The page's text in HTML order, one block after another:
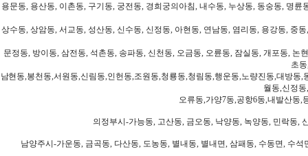
용문동, 용산동, 이촌동, 구기동, 궁전동, 경희궁의아침, 내수동, 누상동, 동숭동, 명
상수동, 상암동, 서교동, 성산동, 신수동, 신정동, 아현동, 연남동, 염리동, 용강동, 중
문정동, 방이동, 삼전동, 석촌동, 송파동, 신천동, 오금동, 오륜동, 잠실동, 개포동,
초
남현동,봉천동,서원동,신림동,인헌동,조원동,청룡동,청림동,행운동,노량진동,대방
월동,신정
오류동,가양7동,공항6동,내발산동,
의정부시-가능동, 고산동, 금오동, 낙양동, 녹양동, 민락동,
남양주시-가운동, 금곡동, 다산동, 도농동, 별내동, 별내면, 삼패동, 수동면, 수